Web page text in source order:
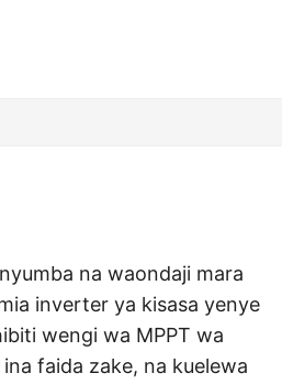
na waondaji mara
inverter ya kisasa yenye
wengi wa MPPT wa
faida zake, na kuelewa